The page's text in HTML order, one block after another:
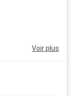
Voir plus